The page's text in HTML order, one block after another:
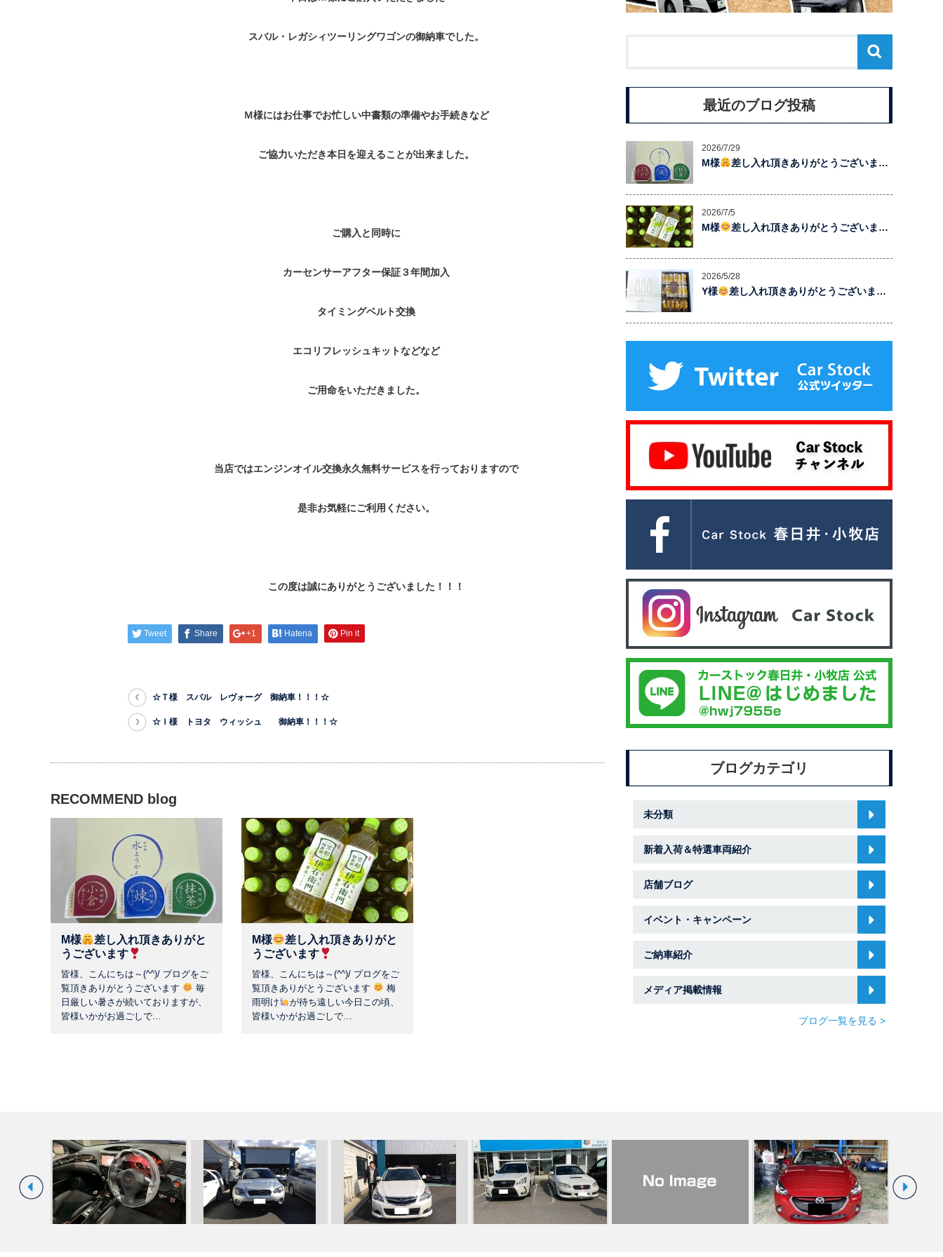
スバル・レガシィツーリングワゴンの御納車でした。
Ｍ様にはお仕事でお忙しい中書類の準備やお手続きなど
ご協力いただき本日を迎えることが出来ました。
ご購入と同時に
カーセンサーアフター保証３年間加入
タイミングベルト交換
エコリフレッシュキットなどなど
ご用命をいただきました。
当店ではエンジンオイル交換永久無料サービスを行っておりますので
是非お気軽にご利用ください。
この度は誠にありがとうございました！！！
Tweet Share +1 Hatena Pin it
☆Ｔ様 スバル レヴォーグ 御納車！！！☆
☆Ｉ様 トヨタ ウィッシュ 御納車！！！☆
RECOMMEND blog
M様
差し入れ頂きありがと
うございます
皆様、こんにちは～(^^)/ プログをご
覧頂きありがとうございます
毎
日厳しい暑さが続いておりますが、
皆様いかがお過ごしで…
M様
差し入れ頂きありがと
うございます
皆様、こんにちは～(^^)/ プログをご
覧頂きありがとうございます
梅
雨明け
が待ち遠しい今日この頃、
皆様いかがお過ごしで…
最近のブログ投稿
2026/7/29
M様 差し入れ頂きありがとうございま…
2026/7/5
M様 差し入れ頂きありがとうございま…
2026/5/28
Y様 差し入れ頂きありがとうございま…
ブログカテゴリ
未分類
新着入荷＆特選車両紹介
店舗ブログ
イベント・キャンペーン
ご納車紹介
メディア掲載情報
ブログ一覧を見る >